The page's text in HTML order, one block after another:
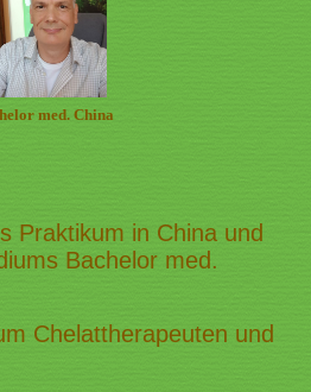
med. China
Praktikum in China und
Bachelor med.
Chelattherapeuten und